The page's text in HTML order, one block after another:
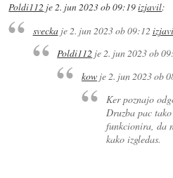
Poldi112 je2. jun 2023 ob 09:19izjavil:
sveckaje 2. jun 2023 ob 09:12
Poldi112 je2. jun 2023 ob
kowje2. jun 2023 ob
Ker poznajo
Druzba pac tako
funkcionira, da
kako izgledas.